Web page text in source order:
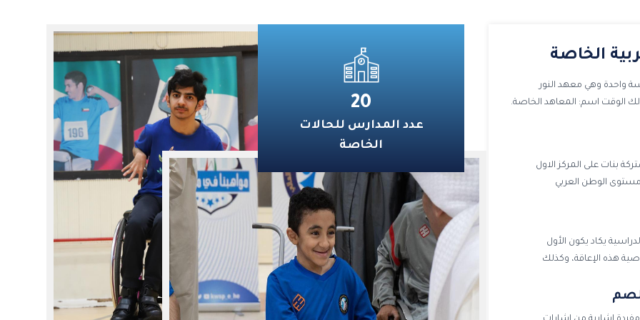
استقرارهم التعليمي وعدم تأثر مسيرتهم الدراسية.
وأوضحت وزارة التربية أن القرار يأتي في إطار تطبيق أحكام
القوانين واللوائح المنظمة لقطاع التعليم الخاص،
وترسيخ مبدأ الالتزام بالضوابط التنظيمية، بما يحفظ
المصلحة العامة ويضمن انتظام العملية التعليمية وفق
الأطر القانونية المعتمدة. وأكدت وزارة التربية أن الإدارة
العامة للتعليم الخاص ستتابع تنفيذ جميع الإجراءات
الواردة في القرار، والتنسيق مع الجهات المعنية لضمان
انتقال الطلبة إلى مدارس أخرى بكل يسر، بما يكفل
استمرارهم في الدراسة دون أي انقطاع أو تأثير على
في الأنشطة والبرامج العالمية، وما حققته من حضور
وتميز على الساحة الدولية. وأكد الجانبان أهمية مواصلة
التعاون وتطوير البرامج والمبادرات النوعية الموجهة
للطالبات، بما يعزز دور الأنشطة الإرشادية في بناء
الشخصية المتوازنة، وتنمية روح المبادرة والعمل
الجماعي، وإعداد جيل واعٍ قادر على الإسهام بفاعلية في
خدمة المجتمع والوطن.
20
عدد المدارس للحالات
الخاصة
الخاصة
وكانت البداية بمدرسة واحدة وهي معهد النور
الوقت اسم: المعاهد الخاصة.
بنات على المركز الاول
يكاد يكون الأول
هذه الإعاقة، وكذلك